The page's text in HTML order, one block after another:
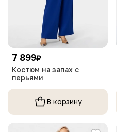
7 899₽
Костюм на запах с
перьями
В корзину